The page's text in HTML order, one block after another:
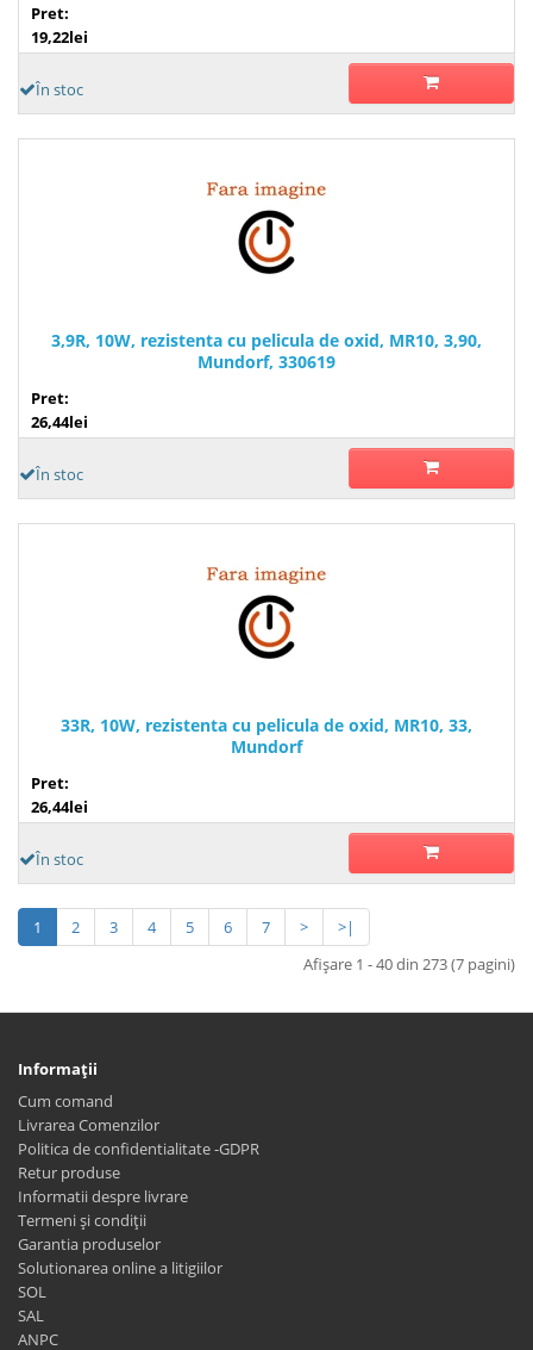
Pret:
19,22lei
În stoc
3,9R, 10W, rezistenta cu pelicula de oxid, MR10, 3,90,
Mundorf, 330619
Pret:
26,44lei
În stoc
33R, 10W, rezistenta cu pelicula de oxid, MR10, 33,
Mundorf
Pret:
26,44lei
În stoc
1 2 3 4 5 6 7 >
>|
Afişare 1 - 40 din 273 (7 pagini)
Informaţii
Cum comand
Livrarea Comenzilor
Politica de confidentialitate -GDPR
Retur produse
Informatii despre livrare
Termeni și condiții
Garantia produselor
Solutionarea online a litigiilor
SOL
SAL
ANPC